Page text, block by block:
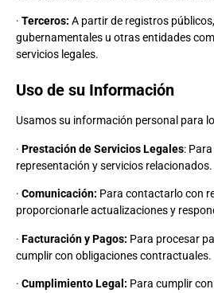
· Terceros: A partir de registros
gubernamentales u otras entidades
servicios legales.
Uso de su Información
Usamos su información personal para
· Prestación de Servicios Legales:
representación y servicios relacionados.
· Comunicación: Para contactarlo con
proporcionarle actualizaciones y
· Facturación y Pagos: Para procesar
cumplir con obligaciones contractuales.
· Cumplimiento Legal: Para cumplir